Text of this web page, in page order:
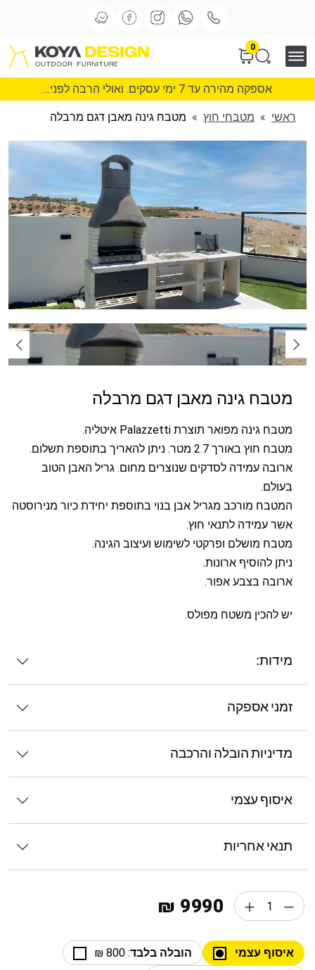
0
אספקה מהירה עד 7 ימי עסקים. ואולי הרבה לפני...
ראשי » מטבחי חוץ » מטבח גינה מאבן דגם מרבלה
מטבח גינה מאבן דגם מרבלה
מטבח גינה מפואר תוצרת Palazzetti איטליה.
מטבח חוץ באורך 2.7 מטר. ניתן להאריך בתוספת תשלום.
ארובה עמידה לסדקים שנוצרים מחום. גריל האבן הטוב
בעולם.
המטבח מורכב מגריל אבן בנוי בתוספת יחידת כיור מנירוסטה
אשר עמידה לתנאי חוץ.
מטבח מושלם ופרקטי לשימוש ועיצוב הגינה.
ניתן להוסיף ארונות.
ארובה בצבע אפור.
יש להכין משטח מפולס.
מידות:
זמני אספקה
מדיניות הובלה והרכבה
איסוף עצמי
תנאי אחריות
9990 ₪
איסוף עצמי הובלה בלבד: 800 ₪